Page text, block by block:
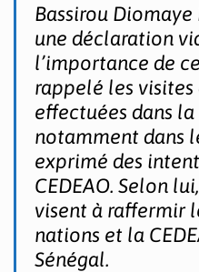
Bassirou Diomaye
une déclaration
l’importance de
rappelé les visites
effectuées dans la
notamment dans
exprimé des
CEDEAO. Selon
visent à raffermir
nations et la
Sénégal.